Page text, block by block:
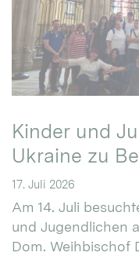
Kinder und
Ukraine zu
17. Juli 2026
Am 14. Juli
und Jugendlichen
Dom. Weihbischof